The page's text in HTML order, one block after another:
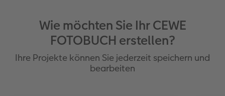
Wie möchten Sie Ihr CEWE
FOTOBUCH erstellen?
Ihre Projekte können Sie jederzeit speichern und
bearbeiten